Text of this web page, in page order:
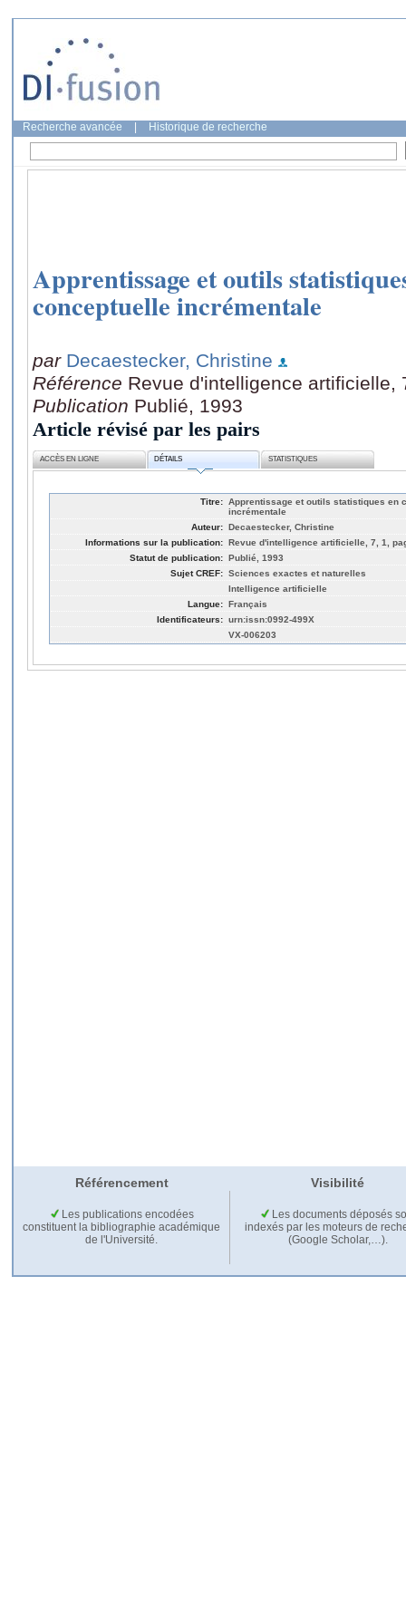
Recherche avancée Historique de recherche
Apprentissage et outils
conceptuelle incrémentale
par Decaestecker, Christine
Référence Revue d'intelligence artificielle,
Publication Publié, 1993
Article révisé par les pairs
ACCÈS EN LIGNE DÉTAILS STATISTIQUES
Titre: Apprentissage et outils statistiques en
incrémentale
Auteur: Decaestecker, Christine
Informations sur la publication: Revue d'intelligence artificielle, 7, 1,
Statut de publication: Publié, 1993
Sujet CREF: Sciences exactes et naturelles
Intelligence artificielle
Langue: Français
Identificateurs: urn:issn:0992-499X
VX-006203
Référencement Visibilité
Les publications encodées
constituent la bibliographie académique
de l'Université.
Les documents déposés
indexés par les moteurs de
(Google Scholar,…).